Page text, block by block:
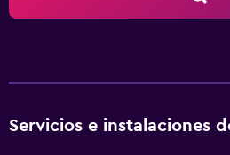
Servicios e instalaciones